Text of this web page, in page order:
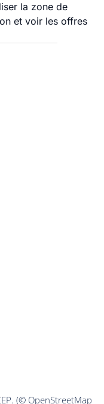
la zone de
et voir les offres